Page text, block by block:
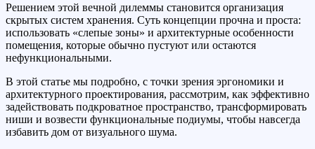
Решением этой вечной дилеммы становится организация
скрытых систем хранения. Суть концепции прочна и проста:
использовать «слепые зоны» и архитектурные особенности
помещения, которые обычно пустуют или остаются
нефункциональными.
В этой статье мы подробно, с точки зрения эргономики и
архитектурного проектирования, рассмотрим, как эффективно
задействовать подкроватное пространство, трансформировать
ниши и возвести функциональные подиумы, чтобы навсегда
избавить дом от визуального шума.